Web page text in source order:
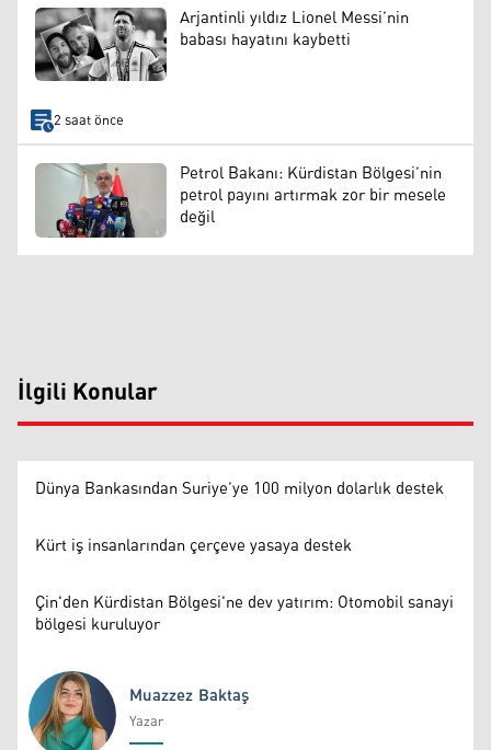
Arjantinli yıldız Lionel Messi’nin
babası hayatını kaybetti
2 saat önce
Petrol Bakanı: Kürdistan Bölgesi’nin
petrol payını artırmak zor bir mesele
değil
İlgili Konular
Dünya Bankasından Suriye’ye 100 milyon dolarlık destek
Kürt iş insanlarından çerçeve yasaya destek
Çin'den Kürdistan Bölgesi'ne dev yatırım: Otomobil sanayi
bölgesi kuruluyor
Muazzez Baktaş
Yazar